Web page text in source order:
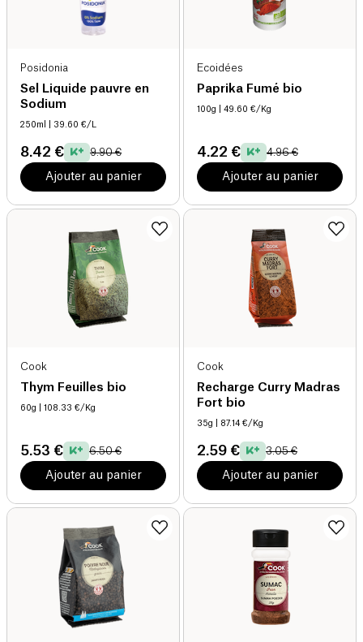
Posidonia
Sel Liquide pauvre en
Sodium
250ml | 39.60 €/L
8.42 € 9.90 €
Ajouter au panier
Ecoidées
Paprika Fumé bio
100g | 49.60 €/Kg
4.22 € 4.96 €
Ajouter au panier
Cook
Thym Feuilles bio
60g | 108.33 €/Kg
5.53 € 6.50 €
Ajouter au panier
Cook
Recharge Curry Madras
Fort bio
35g | 87.14 €/Kg
2.59 € 3.05 €
Ajouter au panier